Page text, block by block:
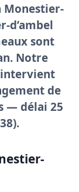
d’ambel
sont
Notre
intervient
de
— délai 25